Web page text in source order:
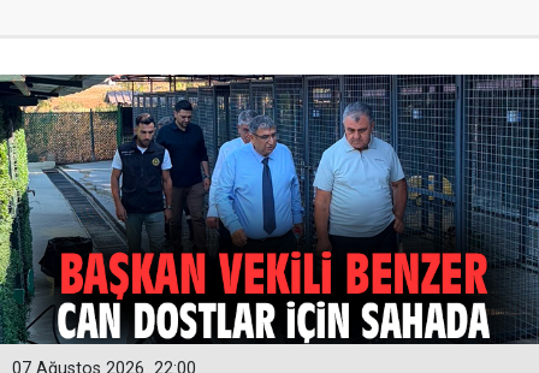
22:00
07 Ağustos 2026